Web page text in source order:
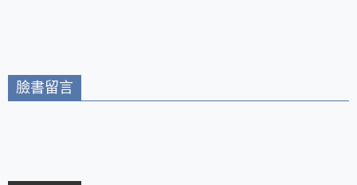
臉書留言